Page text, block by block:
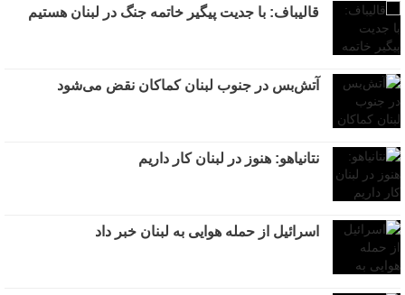
قالیباف: با جدیت پیگیر خاتمه جنگ در لبنان هستیم
آتش‌بس در جنوب لبنان کماکان نقض می‌شود
نتانیاهو: هنوز در لبنان کار داریم
اسرائیل از حمله هوایی به لبنان خبر داد